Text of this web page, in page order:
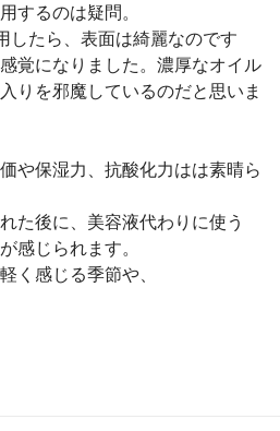
するのは疑問。
したら、表面は綺麗なのです
覚になりました。濃厚なオイル
りを邪魔しているのだと思いま
や保湿力、抗酸化力はは素晴ら
た後に、美容液代わりに使う
感じられます。
く感じる季節や、